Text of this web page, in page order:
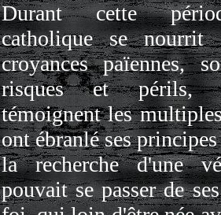
Durant cette
catholique se
croyances païennes,
risques et périls,
témoignent les
ont ébranlé ses
la recherche d'une
pouvait se passer de